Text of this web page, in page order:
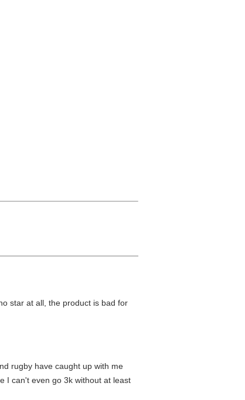
star at all, the product is bad for
rugby have caught up with me
I can't even go 3k without at least